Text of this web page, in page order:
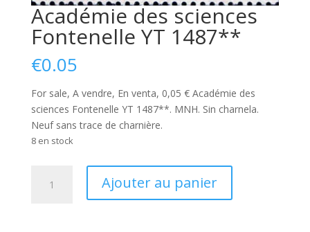
Académie des sciences
Fontenelle YT 1487**
€0.05
For sale, A vendre, En venta, 0,05 € Académie des
sciences Fontenelle YT 1487**. MNH. Sin charnela.
Neuf sans trace de charnière.
8 en stock
Ajouter au panier